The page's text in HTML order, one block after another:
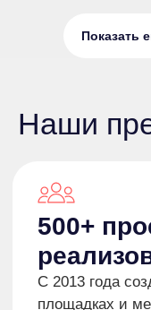
Показать
Наши
Расчёт
сертификаты и
стандартам качества.